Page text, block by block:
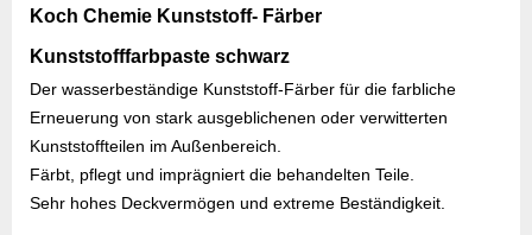
Koch Chemie Kunststoff- Färber
Kunststofffarbpaste schwarz
Der wasserbeständige Kunststoff-Färber für die farbliche
Erneuerung von stark ausgeblichenen oder verwitterten
Kunststoffteilen im Außenbereich.
Färbt, pflegt und imprägniert die behandelten Teile.
Sehr hohes Deckvermögen und extreme Beständigkeit.